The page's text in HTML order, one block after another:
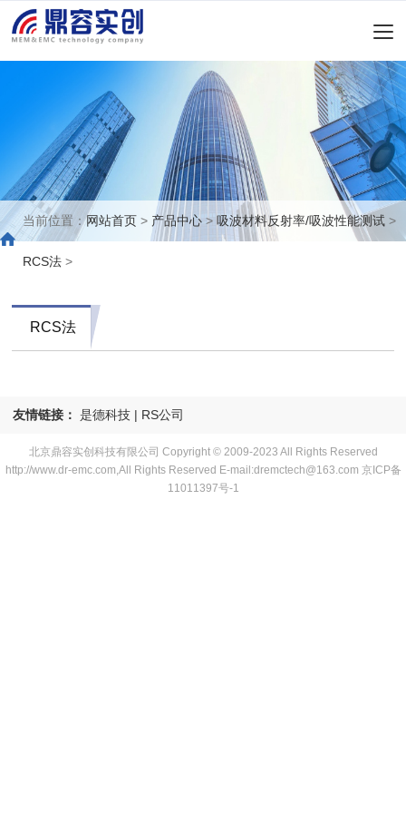
当前位置：网站首页 > 产品中心 > 吸波材料反射率/吸波性能测试 >
RCS法 >
RCS法
友情链接： 是德科技 | RS公司
北京鼎容实创科技有限公司 Copyright © 2009-2023 All Rights Reserved
http://www.dr-emc.com,All Rights Reserved E-mail:dremctech@163.com 京ICP备
11011397号-1